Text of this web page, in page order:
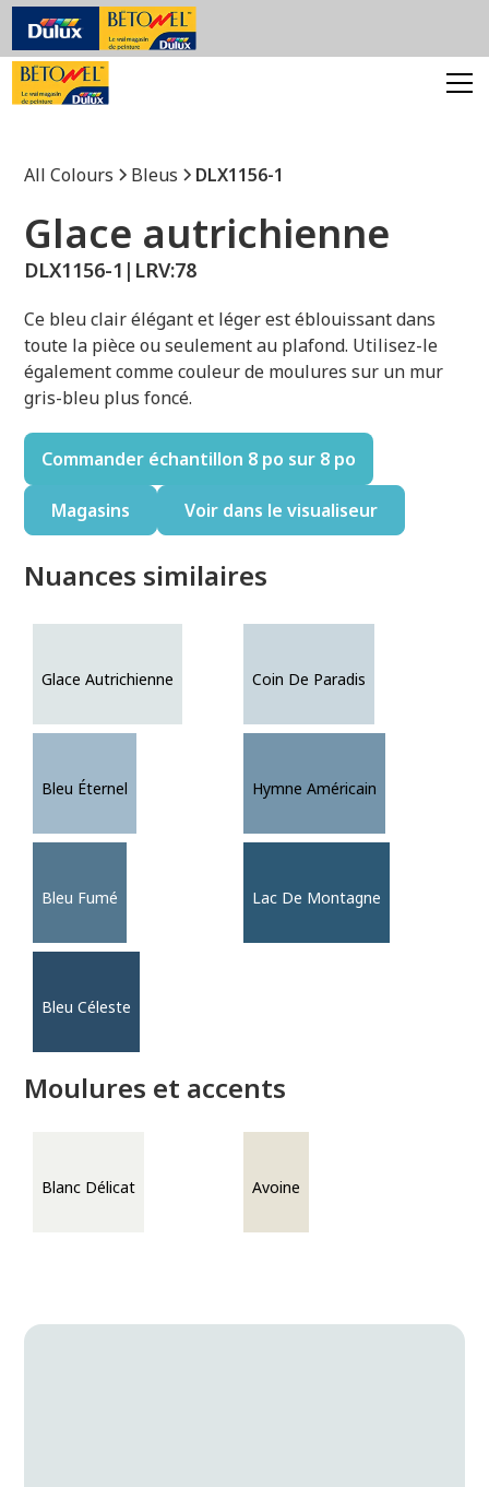
All Colours Bleus DLX1156-1
Glace autrichienne
DLX1156-1 | LRV:78
Ce bleu clair élégant et léger est éblouissant dans
toute la pièce ou seulement au plafond. Utilisez-le
également comme couleur de moulures sur un mur
gris-bleu plus foncé.
Commander échantillon 8 po sur 8 po
Magasins Voir dans le visualiseur
Nuances similaires
Glace Autrichienne Coin De Paradis
Bleu Éternel Hymne Américain
Bleu Fumé Lac De Montagne
Bleu Céleste
Moulures et accents
Blanc Délicat Avoine